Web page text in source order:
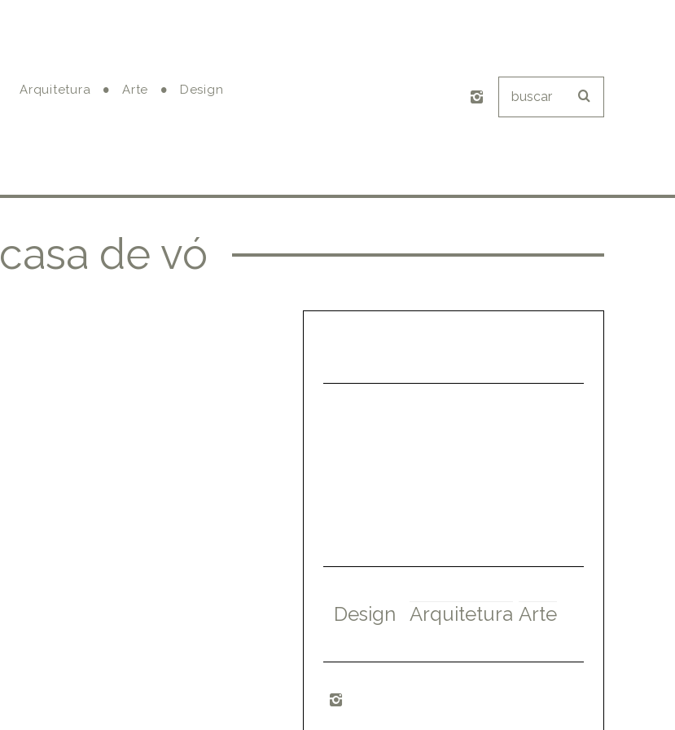
Arquitetura Arte Design
casa de vó
Design Arquitetura Arte